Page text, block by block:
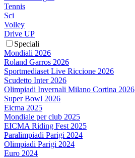
Tennis
Sci
Volley
Drive UP
Speciali
Mondiali 2026
Roland Garros 2026
Sportmediaset Live Riccione 2026
Scudetto Inter 2026
Olimpiadi Invernali Milano Cortina 2026
Super Bowl 2026
Eicma 2025
Mondiale per club 2025
EICMA Riding Fest 2025
Paralimpiadi Parigi 2024
Olimpiadi Parigi 2024
Euro 2024